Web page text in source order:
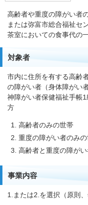
高齢者や重度の障がい者
または弥富市総合福祉セ
茶室においての食事代の
対象者
市内に住所を有する高齢
の障がい者（身体障がい
神障がい者保健福祉手帳
方
高齢者のみの世帯
重度の障がい者のみ
高齢者と重度の障が
事業内容
1.または2.を選択（原則